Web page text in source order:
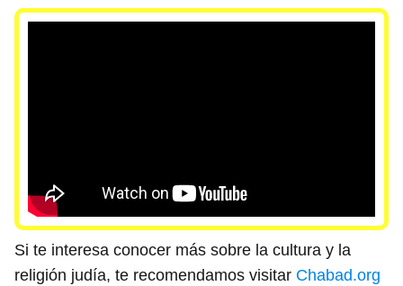
Si te interesa conocer más sobre la cultura y la
religión judía, te recomendamos visitar Chabad.org